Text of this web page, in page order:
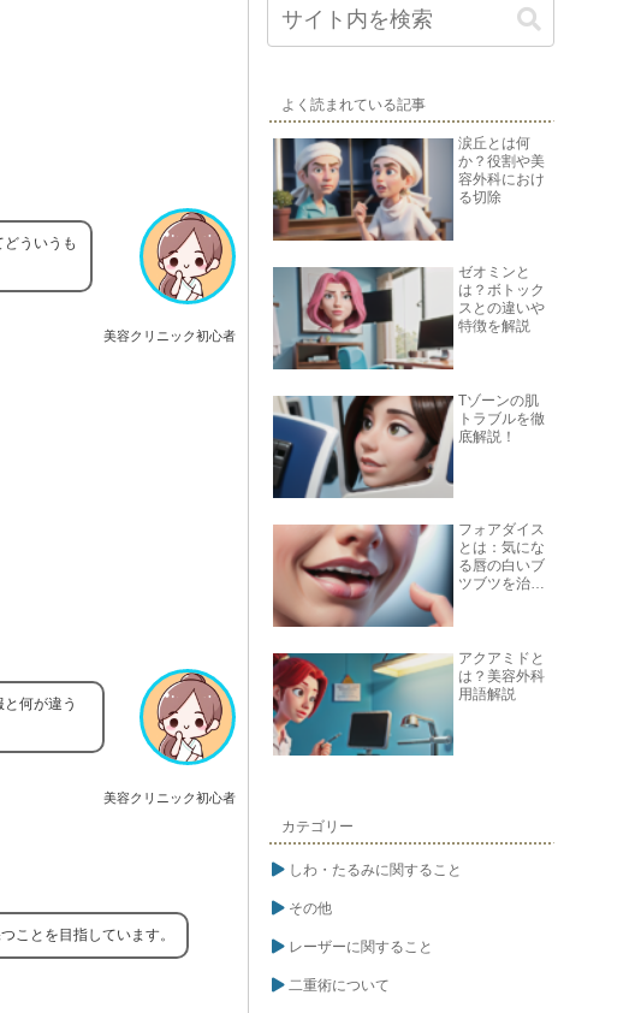
美容クリニック初心者
ういうも
美容クリニック初心者
何が違う
ことを目指しています。
よく読まれている記事
涙丘とは何
か？役割や美
容外科におけ
る切除
ゼオミンと
は？ボトック
スとの違いや
特徴を解説
Tゾーンの肌
トラブルを徹
底解説！
フォアダイス
とは：気にな
る唇の白いブ
ツブツを治す
アクアミドと
は？美容外科
用語解説
カテゴリー
しわ・たるみに関すること
その他
レーザーに関すること
二重術について